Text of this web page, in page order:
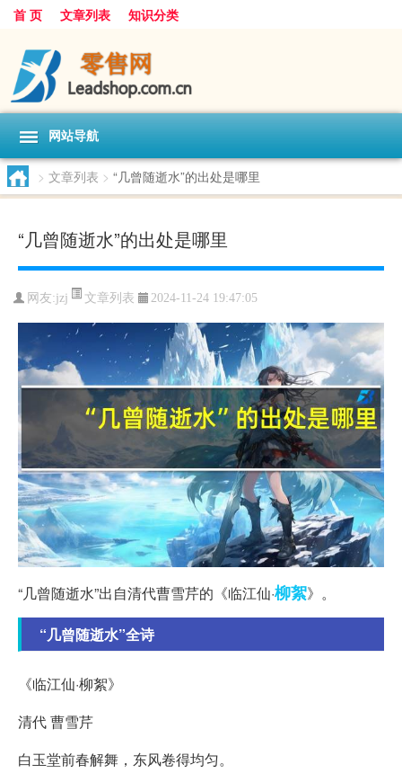
首 页 文章列表 知识分类
网站导航
> 文章列表 > “几曾随逝水”的出处是哪里
“几曾随逝水”的出处是哪里
网友:jzj 文章列表 2024-11-24 19:47:05
“几曾随逝水”出自清代曹雪芹的《临江仙·柳絮》。
“几曾随逝水”全诗
《临江仙·柳絮》
清代 曹雪芹
白玉堂前春解舞，东风卷得均匀。